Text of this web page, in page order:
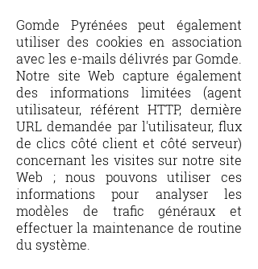
Gomde Pyrénées peut également
utiliser des cookies en association
avec les e-mails délivrés par Gomde.
Notre site Web capture également
des informations limitées (agent
utilisateur, référent HTTP, dernière
URL demandée par l'utilisateur, flux
de clics côté client et côté serveur)
concernant les visites sur notre site
Web ; nous pouvons utiliser ces
informations pour analyser les
modèles de trafic généraux et
effectuer la maintenance de routine
du système.